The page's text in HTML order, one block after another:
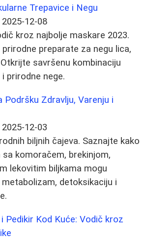
Trepavice i Negu
2025-12-08
kroz najbolje maskare 2023.
preparate za negu lica,
savršenu kombinaciju
prirodne nege.
Podršku Zdravlju, Varenju i
2025-12-03
biljnih čajeva. Saznajte kako
komoračem, brekinjom,
lekovitim biljkama mogu
detoksikaciju i
Pedikir Kod Kuće: Vodič kroz